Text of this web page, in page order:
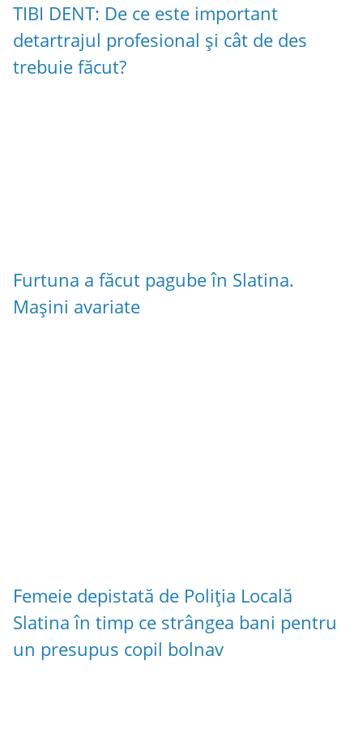
TIBI DENT: De ce este important
detartrajul profesional și cât de des
trebuie făcut?
Furtuna a făcut pagube în Slatina.
Mașini avariate
Femeie depistată de Poliția Locală
Slatina în timp ce strângea bani pentru
un presupus copil bolnav